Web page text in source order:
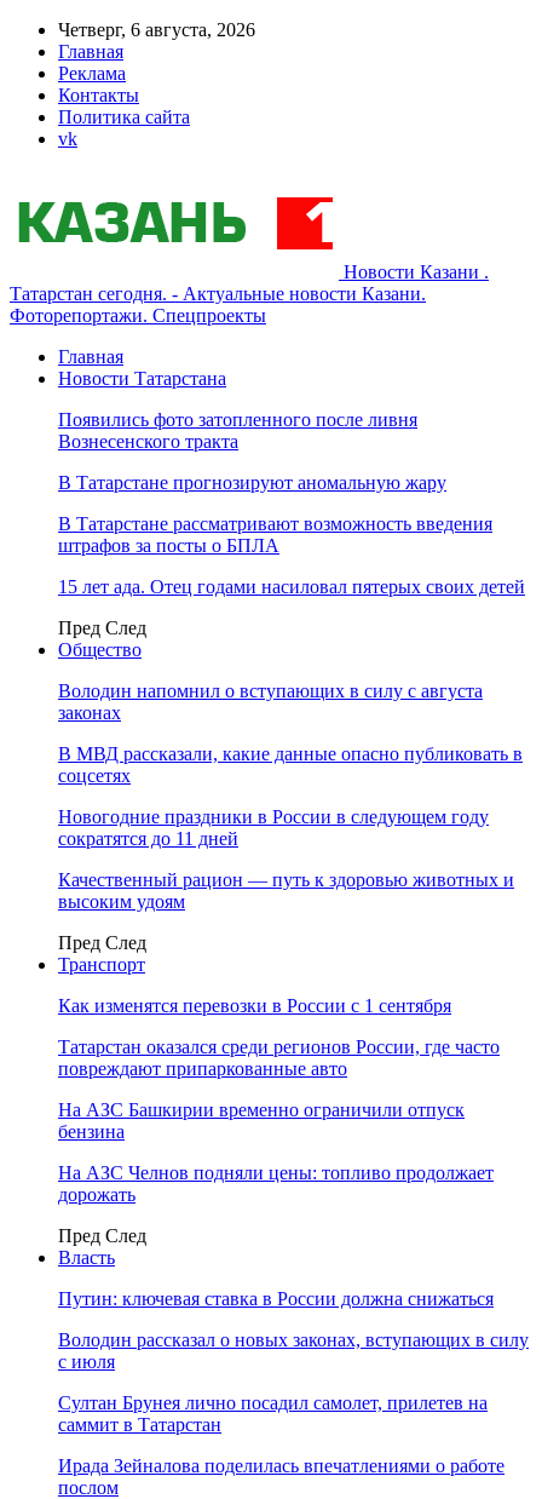
Четверг, 6 августа, 2026
Главная
Реклама
Контакты
Политика сайта
vk
Новости Казани .
Татарстан сегодня. - Актуальные новости Казани.
Фоторепортажи. Спецпроекты
Главная
Новости Татарстана
Появились фото затопленного после ливня
Вознесенского тракта
В Татарстане прогнозируют аномальную жару
В Татарстане рассматривают возможность введения
штрафов за посты о БПЛА
15 лет ада. Отец годами насиловал пятерых своих детей
Пред След
Общество
Володин напомнил о вступающих в силу с августа
законах
В МВД рассказали, какие данные опасно публиковать в
соцсетях
Новогодние праздники в России в следующем году
сократятся до 11 дней
Качественный рацион — путь к здоровью животных и
высоким удоям
Пред След
Транспорт
Как изменятся перевозки в России с 1 сентября
Татарстан оказался среди регионов России, где часто
повреждают припаркованные авто
На АЗС Башкирии временно ограничили отпуск
бензина
На АЗС Челнов подняли цены: топливо продолжает
дорожать
Пред След
Власть
Путин: ключевая ставка в России должна снижаться
Володин рассказал о новых законах, вступающих в силу
с июля
Султан Брунея лично посадил самолет, прилетев на
саммит в Татарстан
Ирада Зейналова поделилась впечатлениями о работе
послом